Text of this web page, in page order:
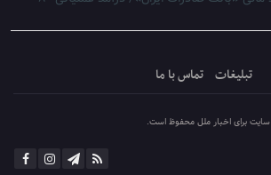
تبلیغات تماس با ما
برای اخبار ملل محفوظ است.